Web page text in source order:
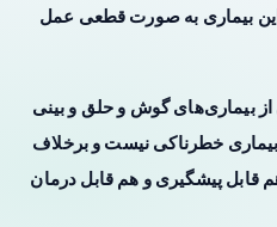
بیماری به صورت قطعی عمل
بیماری‌های گوش و حلق و بینی
خطرناکی نیست و برخلاف
قابل پیشگیری و هم قابل درمان